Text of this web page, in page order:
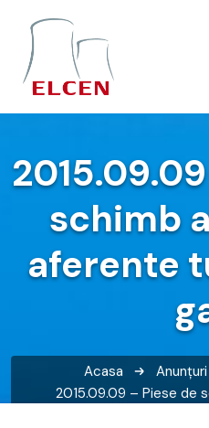
schimb
aferente
Acasa Anunțuri
2015.09.09 – Piese de